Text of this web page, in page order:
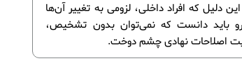
دلیل که افراد داخلی، لزومی به تغییر آن‌ها
باید دانست که نمی‌توان بدون تشخیص،
اصلاحات نهادی چشم دوخت.